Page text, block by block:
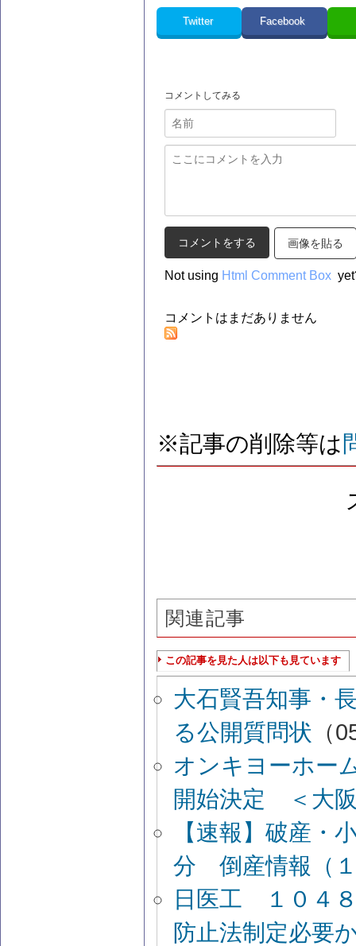
Twitter Facebook
コメントしてみる
画像を貼る
Not using Html Comment Box
コメントはまだありません
※記事の削除等は
関連記事
この記事を見た人は以下も見ています
大石賢吾知事・
る公開質問状 （
オンキヨーホー
開始決定 ＜大
【速報】破産
分 倒産情報（
日医工 １０４
防止法制定必要